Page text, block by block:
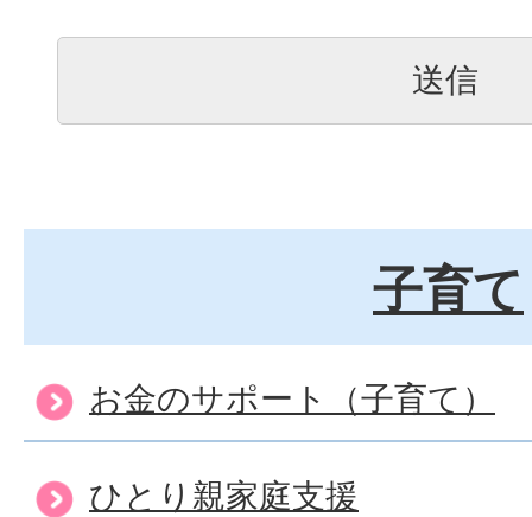
子育て
お金のサポート（子育て）
ひとり親家庭支援